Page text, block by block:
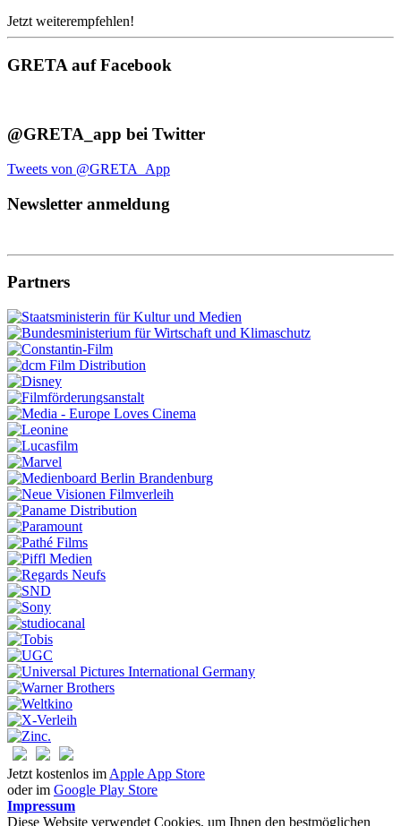
Jetzt weiterempfehlen!
GRETA auf Facebook
@GRETA_app bei Twitter
Tweets von @GRETA_App
Newsletter anmeldung
Partners
Jetzt kostenlos im Apple App Store
oder im Google Play Store
Impressum
Diese Website verwendet Cookies, um Ihnen den bestmöglichen